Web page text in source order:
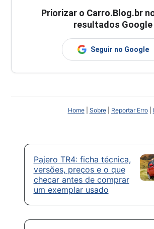
Priorizar o Carro.Blog.br
resultados Google
Seguir no Google
Home| Sobre| Reportar Erro|
Pajero TR4: ficha técnica,
versões, preços e o que
checar antes de comprar
um exemplar usado